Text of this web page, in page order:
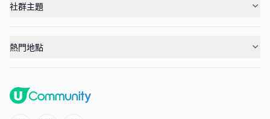
社群主題
熱門地點